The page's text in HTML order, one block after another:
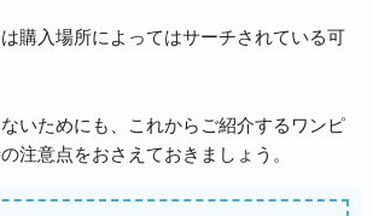
購入場所によってはサーチされている可
いためにも、これからご紹介するワンピ
注意点をおさえておきましょう。